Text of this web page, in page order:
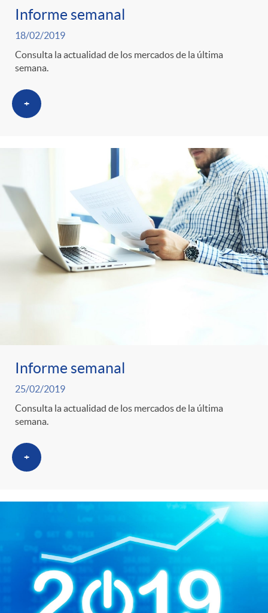
m
i
c
s
l
t
r
C
g
o
r
i
a
s
t
e
n
o
s
Informe semanal
18/02/2019
Consulta la actualidad de los mercados de la última
semana.
+
Informe semanal
25/02/2019
Consulta la actualidad de los mercados de la última
semana.
+